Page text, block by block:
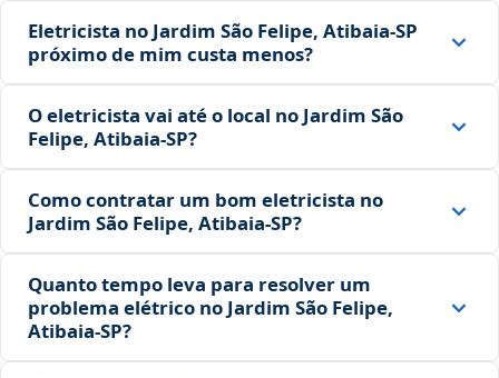
Eletricista no Jardim São Felipe, Atibaia‑SP
próximo de mim custa menos?
O eletricista vai até o local no Jardim São
Felipe, Atibaia‑SP?
Como contratar um bom eletricista no
Jardim São Felipe, Atibaia‑SP?
Quanto tempo leva para resolver um
problema elétrico no Jardim São Felipe,
Atibaia‑SP?